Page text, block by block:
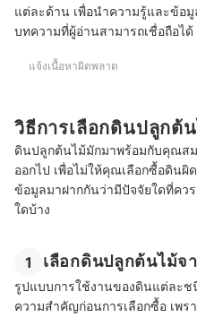
แต่ละด้าน เพื่อนำความรู้และข้อ
บทความที่ผู้อ่านสามารถเชื่อถือได้
แจ้งเนื้อหาผิดพลาด
วิธีการเลือกดินปลูกต้
ดินปลูกต้นไม้มักมาพร้อมกับคุณส
ออกไป เพื่อไม่ให้คุณเลือกซื้อดินผิ
ข้อมูลมาฝากกันว่ามีปัจจัยใดที่คว
ใดบ้าง
1 เลือกดินปลูกต้นไม้จ
รูปแบบการใช้งานของดินแต่ละช
ความสำคัญก่อนการเลือกซื้อ เพ